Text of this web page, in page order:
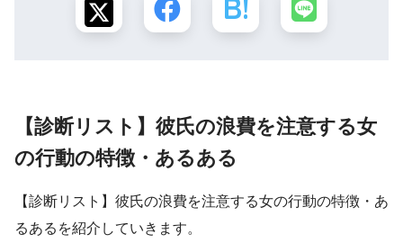
【診断リスト】彼氏の浪費を注意する女
の行動の特徴・あるある
【診断リスト】彼氏の浪費を注意する女の行動の特徴・あ
るあるを紹介していきます。